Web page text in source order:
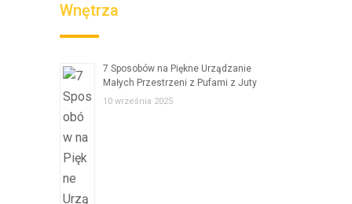
Wnętrza
7 Sposobów na Piękne Urządzanie
Małych Przestrzeni z Pufami z Juty
10 września 2025